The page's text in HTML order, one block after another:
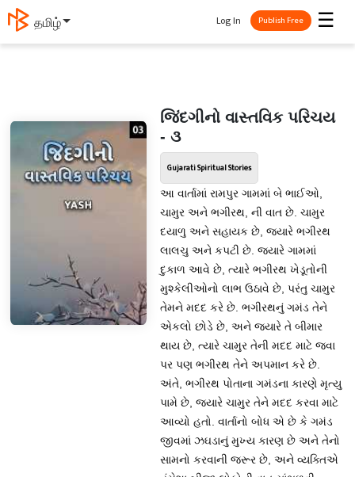
தமிழ் ☰
Log In Publish Free
જિંદગીનો વાસ્તવિક પરિચય
- ૩
Gujarati Spiritual Stories
આ વાર્તામાં રામપુર ગામમાં બે ભાઈઓ,
ચામુર અને ભગીરથ, ની વાત છે. ચામુર
દયાળુ અને સહાયક છે, જ્યારે ભગીરથ
લાલચુ અને કપટી છે. જ્યારે ગામમાં
દુકાળ આવે છે, ત્યારે ભગીરથ ખેડૂતોની
મુશ્કેલીઓનો લાભ ઉઠાવે છે, પરંતુ ચામુર
તેમને મદદ કરે છે. ભગીરથનું ગમંડ તેને
એકલો છોડે છે, અને જ્યારે તે બીમાર
થાય છે, ત્યારે ચામુર તેની મદદ માટે જવા
પર પણ ભગીરથ તેને અપમાન કરે છે.
અંતે, ભગીરથ પોતાના ગમંડના કારણે મૃત્યુ
પામે છે, જ્યારે ચામુર તેને મદદ કરવા માટે
આવ્યો હતો. વાર્તાનો બોધ એ છે કે ગમંડ
જીવમાં ઝઘડાનું મુખ્ય કારણ છે અને તેનો
સામનો કરવાની જરૂર છે, અને વ્યક્તિએ